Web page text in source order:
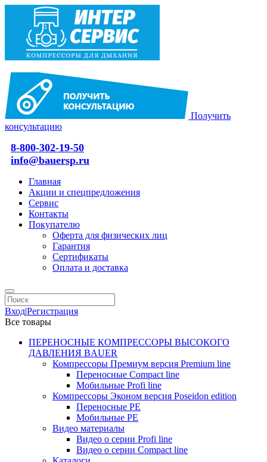
Получить
консультацию
8-800-302-19-50
info@bauersp.ru
Главная
Акции и спецпредложения
Сервис
Контакты
Покупателю
Оферта для физических лиц
Гарантия
Сертификаты
Оплата и доставка
Вход|Регистрация
Все товары
ПЕРЕНОСНЫЕ КОМПРЕССОРЫ ВЫСОКОГО
ДАВЛЕНИЯ BAUER
Компрессоры Премиум версия Premium line
Переносные Compact line
Мобильные Profi line
Компрессоры Эконом версия Poseidon edition
Переносные PE
Мобильные PE
Видео материалы
Видео о серии Profi line
Видео о серии Compact line